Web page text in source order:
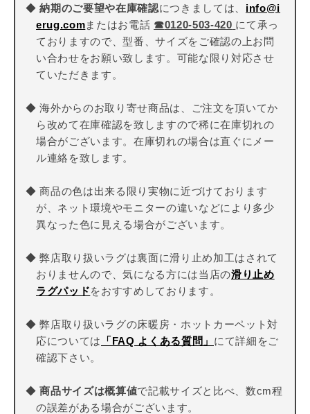
◆納期のご要望や在庫確認につきましては、 info@i
erug.comまたはお電話 ☎0120-503-420 にて承っ
ておりますので、型番、サイズをご確認の上お問
い合わせをお願い致します。可能な限り対応させ
ていただきます。
◆ 海外からのお取り寄せ商品は、ご注文を頂いてか
ら改めて在庫確認を致しますので稀に在庫切れの
場合がございます。在庫切れの場合は直ぐにメー
ル連絡を致します。
◆ 商品の色は出来る限り実物に近づけております
が、ネット環境やモニターの違いなどにより多少
異なった色に見える場合がございます。
◆ 弊店取り扱いラグは裏面に滑り止め加工はされて
おりませんので、気になる方には当店の滑り止め
ラグパッドをおすすめしております。
◆ 弊店取り扱いラグの床暖房・ホットカーペット対
応については
「FAQ よくある質問」 にて詳細をご
確認下さい。
◆商品サイズは概算値で記載サイズと比べ、数cm程
の誤差がある場合がございます。